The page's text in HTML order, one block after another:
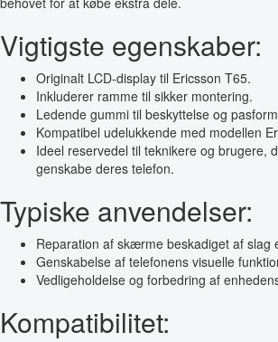
Vigtigste egenskaber:
Originalt LCD-display til Ericsson T65.
Inkluderer ramme til sikker montering.
Ledende gummi til beskyttelse og
Kompatibel udelukkende med modellen
Ideel reservedel til teknikere og brugere,
genskabe deres telefon.
Typiske anvendelser:
Reparation af skærme beskadiget af slag
Genskabelse af telefonens visuelle
Vedligeholdelse og forbedring af
Kompatibilitet: